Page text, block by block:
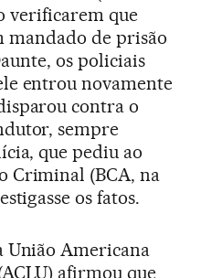
verificarem que
mandado de prisão
os policiais
entrou novamente
contra o
sempre
que pediu ao
Criminal (BCA, na
os fatos.
União Americana
afirmou que